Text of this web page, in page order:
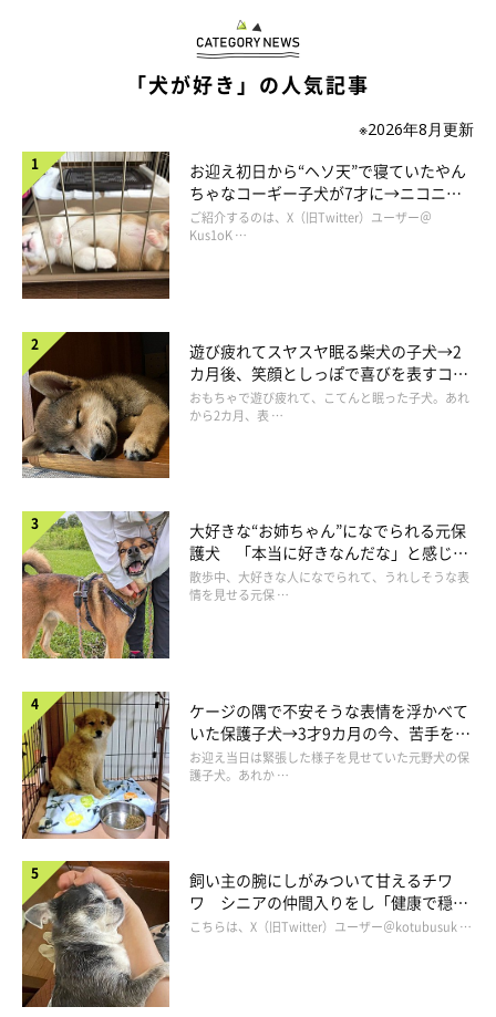
有名観光地にお出かけし、人がいない隙を見計らって記念撮影
を。
したのに・・・。
「目つぶってる！！！」
前足を肩幅より広く開いて大地をしっかりと踏みしめています。
なんだったらちょっと胸を張っているようにも見えます。
口をキュッと閉じて、キリッとした表情まで作っているのに、そ
れなのに。
「こよみが目つぶってる〜」
惜しい！！
私もよく目をつぶるのです。
この悪いクセだけは私もこよみもなかなか改善できません。
瞬きが多いのかな？
写真を撮られると思うと緊張するから？
のに
ちゃんと奇跡の一枚とも言えるとてつもなく可愛い一枚を残すと
ころです。
ここは見習わなければ。
色々言いましたが、こよみさんの写真には成功も失敗もなくて、
そこに写っているこよみさんのどの表情も宝物です。
写真一枚にもこよみさんの性格がよく出ていて、本当に大切な瞬
間がおさまっているのです。
「犬が好き」の人気記事
※2026年8月更新
お迎え初日から“ヘソ天”で寝ていたやん
ちゃなコーギー子犬が7才に→ニコニ
コ“コーギースマイル”が魅力のコに成
長！
ご紹介するのは、X（旧Twitter）ユーザー＠
Kus1oK …
遊び疲れてスヤスヤ眠る柴犬の子犬→2
カ月後、笑顔としっぽで喜びを表すコに
成長！
おもちゃで遊び疲れて、こてんと眠った子犬。あれ
から2カ月、表 …
大好きな“お姉ちゃん”になでられる元保
護犬 「本当に好きなんだな」と感じる
表情にほっこり
散歩中、大好きな人になでられて、うれしそうな表
情を見せる元保 …
ケージの隅で不安そうな表情を浮かべて
いた保護子犬→3才9カ月の今、苦手を克
服し頼もしいコに成長！
お迎え当日は緊張した様子を見せていた元野犬の保
護子犬。あれか …
飼い主の腕にしがみついて甘えるチワ
ワ シニアの仲間入りをし「健康で穏や
かな暮らしが続いてほしい」と願う
こちらは、X（旧Twitter）ユーザー＠kotubusuk …